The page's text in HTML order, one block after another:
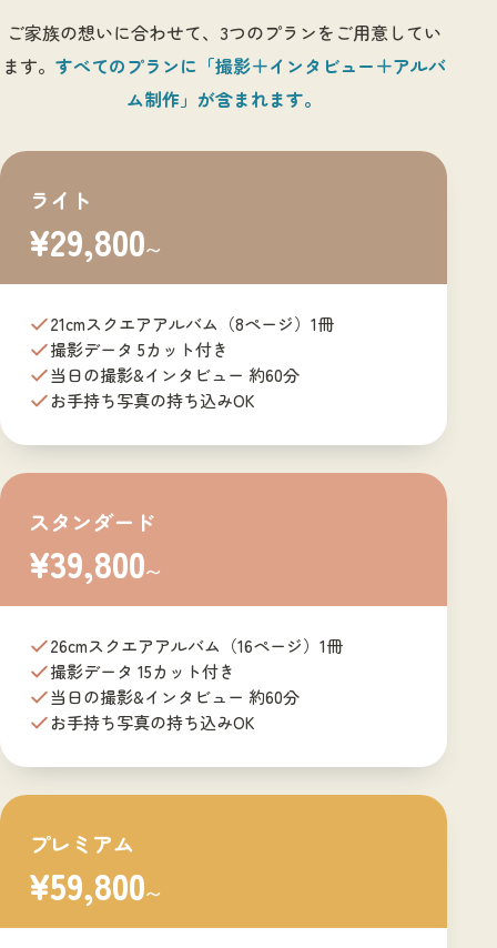
ご家族の想いに合わせて、3つのプランをご用意してい
ます。 すべてのプランに「撮影＋インタビュー＋アルバ
ム制作」が含まれます。
ライト
¥29,800〜
21cmスクエアアルバム（8ページ）1冊
撮影データ 5カット付き
当日の撮影&インタビュー 約60分
お手持ち写真の持ち込みOK
スタンダード
¥39,800〜
26cmスクエアアルバム（16ページ）1冊
撮影データ 15カット付き
当日の撮影&インタビュー 約60分
お手持ち写真の持ち込みOK
プレミアム
¥59,800〜